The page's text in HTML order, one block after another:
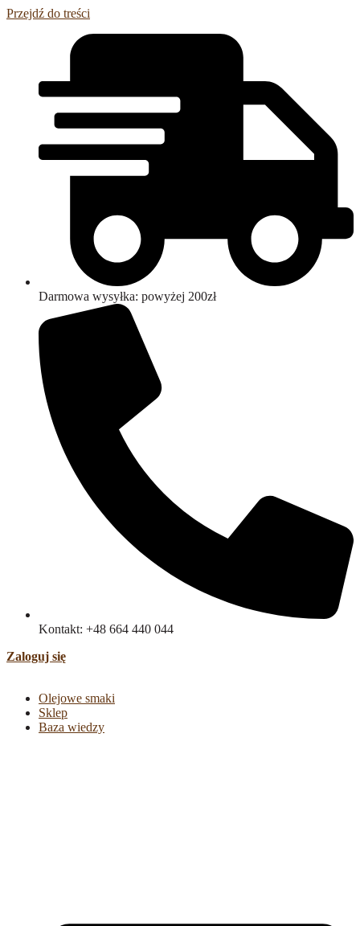
Przejdź do treści
Darmowa wysyłka: powyżej 200zł
Kontakt: +48 664 440 044
Zaloguj się
Olejowe smaki
Sklep
Baza wiedzy